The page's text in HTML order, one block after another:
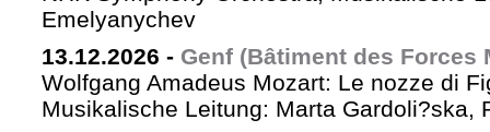
Emelyanychev
13.12.2026 - Genf (Bâtiment des Forces
Wolfgang Amadeus Mozart: Le nozze di
Musikalische Leitung: Marta Gardoli?ska,